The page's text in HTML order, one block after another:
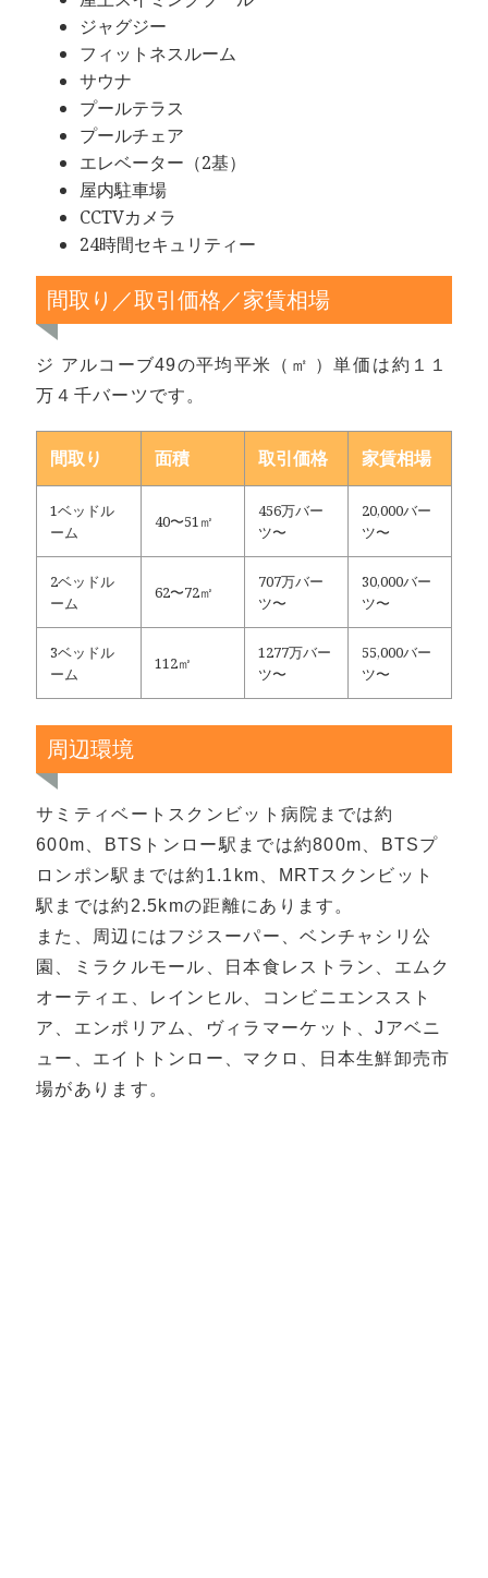
ジャグジー
フィットネスルーム
サウナ
プールテラス
プールチェア
エレベーター（2基）
屋内駐車場
CCTVカメラ
24時間セキュリティー
間取り／取引価格／家賃相場
ジ アルコーブ49の平均平米（㎡ ）単価は約１１
万４千バーツです。
間取り 面積 取引価格 家賃相場
1ベッドル
ーム
40〜51㎡
456万バー
ツ〜
20,000バー
ツ〜
2ベッドル
ーム
62〜72㎡
707万バー
ツ〜
30,000バー
ツ〜
3ベッドル
ーム
112㎡
1277万バー
ツ〜
55,000バー
ツ〜
周辺環境
サミティベートスクンビット病院までは約
600m、BTSトンロー駅までは約800m、BTSプ
ロンポン駅までは約1.1km、MRTスクンビット
駅までは約2.5kmの距離にあります。
また、周辺にはフジスーパー、ベンチャシリ公
園、ミラクルモール、日本食レストラン、エムク
オーティエ、レインヒル、コンビニエンススト
ア、エンポリアム、ヴィラマーケット、Jアベニ
ュー、エイトトンロー、マクロ、日本生鮮卸売市
場があります。